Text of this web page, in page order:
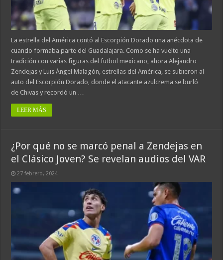
La estrella del América contó al Escorpión Dorado una anécdota de
cuando formaba parte del Guadalajara. Como se ha vuelto una
tradición con varias figuras del futbol mexicano, ahora Alejandro
Zendejas y Luis Ángel Malagón, estrellas del América, se subieron al
auto del Escorpión Dorado, donde el atacante azulcrema se burló
de Chivas y recordó un …
LEER MÁS
¿Por qué no se marcó penal a Zendejas en
el Clásico Joven? Se revelan audios del VAR
27 febrero, 2024